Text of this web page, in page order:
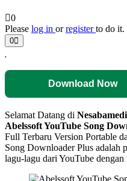
0
Please log in orregisterto do it.
0
Download Now
Selamat Datang di
Abelssoft YouTube Song
Full Terbaru Version Portable
Song Downloader Plus adalah
lagu-lagu dari YouTube dengan